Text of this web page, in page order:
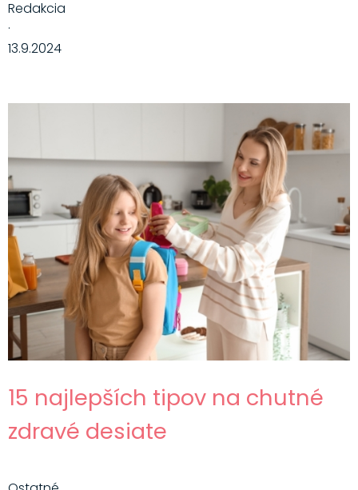
Redakcia
·
13.9.2024
15 najlepších tipov na chutné
zdravé desiate